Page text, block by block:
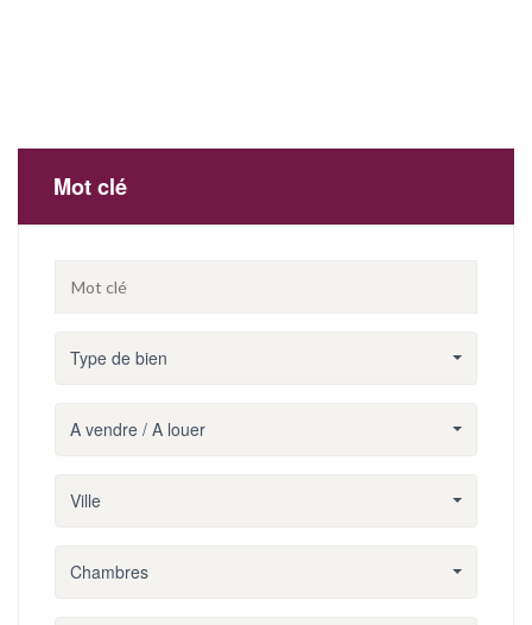
Mot clé
Type de bien
A vendre / A louer
Ville
Chambres